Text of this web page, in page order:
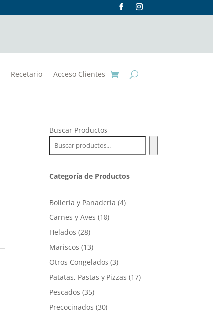
Recetario Acceso Clientes
Buscar Productos
Categoría de Productos
Bollería y Panadería 44
Carnes y Aves 1818
Helados 2828
productos
Mariscos 1313
productos
Otros Congelados 33
productos
Patatas, Pastas y Pizzas 1717
Pescados 3535
productos
Precocinados 3030